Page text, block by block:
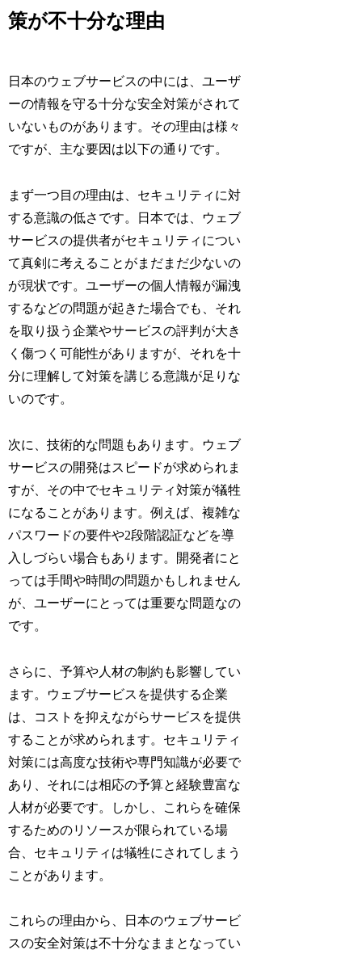
策が不十分な理由
日本のウェブサービスの中には、ユーザ
ーの情報を守る十分な安全対策がされて
いないものがあります。その理由は様々
ですが、主な要因は以下の通りです。
まず一つ目の理由は、セキュリティに対
する意識の低さです。日本では、ウェブ
サービスの提供者がセキュリティについ
て真剣に考えることがまだまだ少ないの
が現状です。ユーザーの個人情報が漏洩
するなどの問題が起きた場合でも、それ
を取り扱う企業やサービスの評判が大き
く傷つく可能性がありますが、それを十
分に理解して対策を講じる意識が足りな
いのです。
次に、技術的な問題もあります。ウェブ
サービスの開発はスピードが求められま
すが、その中でセキュリティ対策が犠牲
になることがあります。例えば、複雑な
パスワードの要件や2段階認証などを導
入しづらい場合もあります。開発者にと
っては手間や時間の問題かもしれません
が、ユーザーにとっては重要な問題なの
です。
さらに、予算や人材の制約も影響してい
ます。ウェブサービスを提供する企業
は、コストを抑えながらサービスを提供
することが求められます。セキュリティ
対策には高度な技術や専門知識が必要で
あり、それには相応の予算と経験豊富な
人材が必要です。しかし、これらを確保
するためのリソースが限られている場
合、セキュリティは犠牲にされてしまう
ことがあります。
これらの理由から、日本のウェブサービ
スの安全対策は不十分なままとなってい